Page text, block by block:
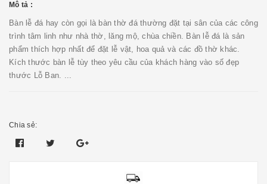
Mô tả :
Bàn lễ đá hay còn gọi là bàn thờ đá thường đặt tại sân của các công
trình tâm linh như nhà thờ, lăng mộ, chùa chiền. Bàn lễ đá là sản
phẩm thích hợp nhất để đặt lễ vật, hoa quả và các đồ thờ khác.
Kích thước bàn lễ tùy theo yêu cầu của khách hàng vào số đẹp
thước Lỗ Ban. ...
Chia sẻ: